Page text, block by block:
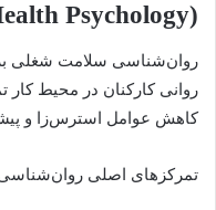
(Occupational Health Psychology)
روان‌شناسی سلامت شغلی
روانی کارکنان در محیط کار
کاهش عوامل استرس‌زا و
تمرکزهای اصلی